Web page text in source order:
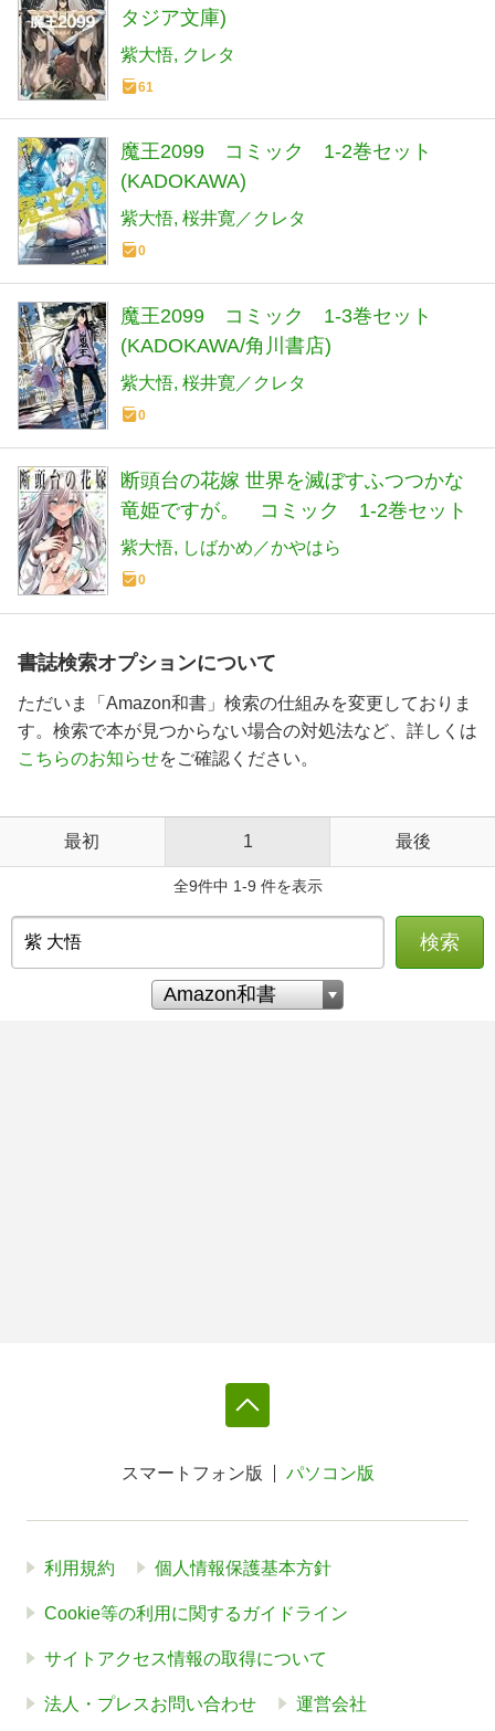
タジア文庫)
紫大悟 クレタ
61
魔王2099 コミック 1-2巻セット
(KADOKAWA)
紫大悟 桜井寛／クレタ
0
魔王2099 コミック 1-3巻セット
(KADOKAWA/角川書店)
紫大悟 桜井寛／クレタ
0
断頭台の花嫁 世界を滅ぼすふつつかな
竜姫ですが。 コミック 1-2巻セット
紫大悟 しばかめ／かやはら
0
書誌検索オプションについて
ただいま「Amazon和書」検索の仕組みを変更しておりま
す。検索で本が見つからない場合の対処法など、詳しくは
こちらのお知らせをご確認ください。
最初 1 最後
全9件中 1-9 件を表示
検索
スマートフォン版 パソコン版
利用規約 個人情報保護基本方針
Cookie等の利用に関するガイドライン
サイトアクセス情報の取得について
法人・プレスお問い合わせ 運営会社